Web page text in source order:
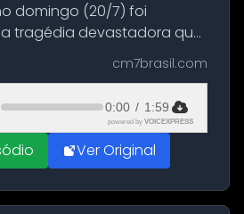
domingo (20/7) foi
tragédia devastadora que
de dois jovens na
de Manaus. Um passeio
típico café regio...
cm7brasil.com
0:00 / 1:59
powered by VOICEXPRESS
Ver Original